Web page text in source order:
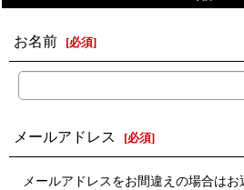
お名前 [必須]
メールアドレス [必須]
メールアドレスをお間違えの場合は